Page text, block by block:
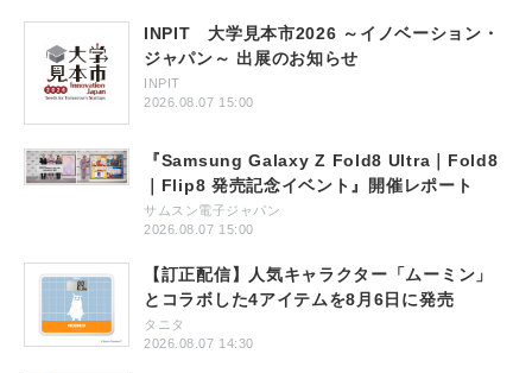
INPIT 大学見本市2026 ～イノベーション・
ジャパン～ 出展のお知らせ
INPIT
2026.08.07 15:00
『Samsung Galaxy Z Fold8 Ultra｜Fold8
｜Flip8 発売記念イベント』開催レポート
サムスン電子ジャパン
2026.08.07 15:00
【訂正配信】人気キャラクター「ムーミン」
とコラボした4アイテムを8月6日に発売
タニタ
2026.08.07 14:30